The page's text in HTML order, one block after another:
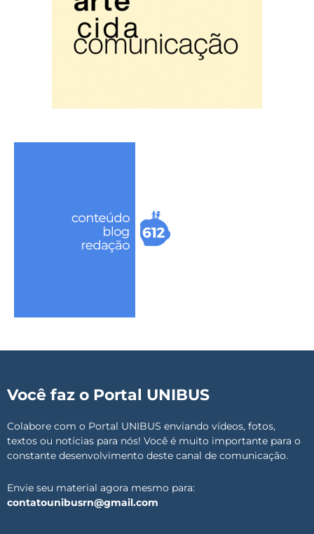
Você faz o Portal UNIBUS
Colabore com o Portal UNIBUS enviando vídeos, fotos,
textos ou notícias para nós! Você é muito importante para o
constante desenvolvimento deste canal de comunicação.
Envie seu material agora mesmo para:
contatounibusrn@gmail.com